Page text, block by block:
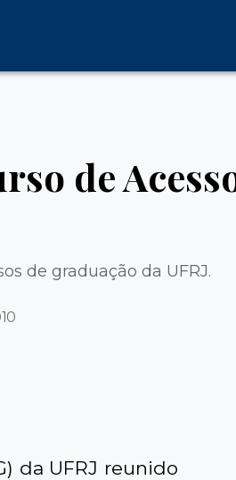
de
de graduação da UFRJ.
da UFRJ reunido